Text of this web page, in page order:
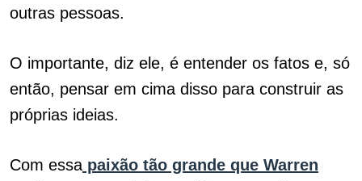
outras pessoas.
O importante, diz ele, é entender os fatos e, só
então, pensar em cima disso para construir as
próprias ideias.
Com essa paixão tão grande que Warren